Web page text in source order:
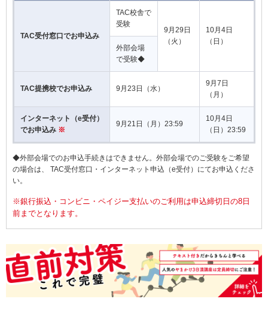
TAC受付窓口でお申込み
TAC校舎で
受験
9月29日
（火）
10月4日
（日）
外部会場
で受験◆
TAC提携校でお申込み 9月23日（水）
9月7日
（月）
インターネット（e受付）
でお申込み ※
9月21日（月）23:59
10月4日
（日）23:59
◆外部会場でのお申込手続きはできません。外部会場でのご受験をご希望
の場合は、 TAC受付窓口・インターネット申込（e受付）にてお申込くださ
い。
※銀行振込・コンビニ・ペイジー支払いのご利用は申込締切日の8日
前までとなります。